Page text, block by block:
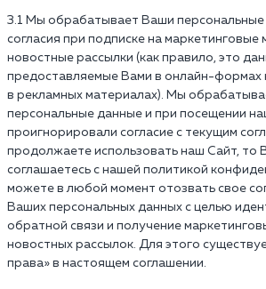
3.1 Мы обрабатывает Ваши
согласия при подписке на маркетинговые
новостные рассылки (как правило, это
предоставляемые Вами в онлайн-формах
в рекламных материалах). Мы
персональные данные и при посещении
проигнорировали согласие с текущим
продолжаете использовать наш Сайт, то
соглашаетесь с нашей политикой
можете в любой момент отозвать свое
Ваших персональных данных с целью
обратной связи и получение
новостных рассылок. Для этого
права» в настоящем соглашении.